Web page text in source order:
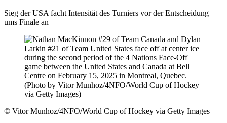
Sieg der USA facht Intensität des Turniers vor der Entscheidung
ums Finale an
© Vitor Munhoz/4NFO/World Cup of Hockey via Getty Images